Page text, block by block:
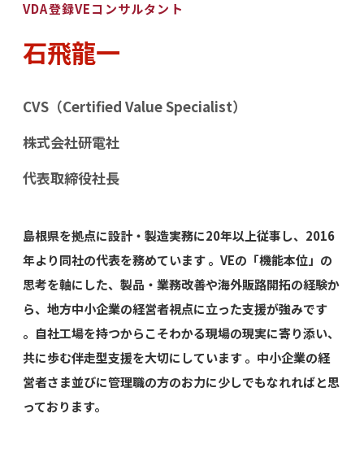
VDA登録VEコンサルタント
石飛龍一
CVS（Certified Value Specialist）
株式会社研電社
代表取締役社長
島根県を拠点に設計・製造実務に20年以上従事し、2016
年より同社の代表を務めています 。VEの「機能本位」の
思考を軸にした、製品・業務改善や海外販路開拓の経験か
ら、地方中小企業の経営者視点に立った支援が強みです
。自社工場を持つからこそわかる現場の現実に寄り添い、
共に歩む伴走型支援を大切にしています 。中小企業の経
営者さま並びに管理職の方のお力に少しでもなれればと思
っております。